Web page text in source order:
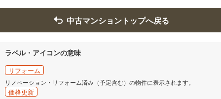
中古マンショントップへ戻る
ラベル・アイコンの意味
リフォーム
リノベーション・リフォーム済み（予定含む）の物件に表示されます。
価格更新